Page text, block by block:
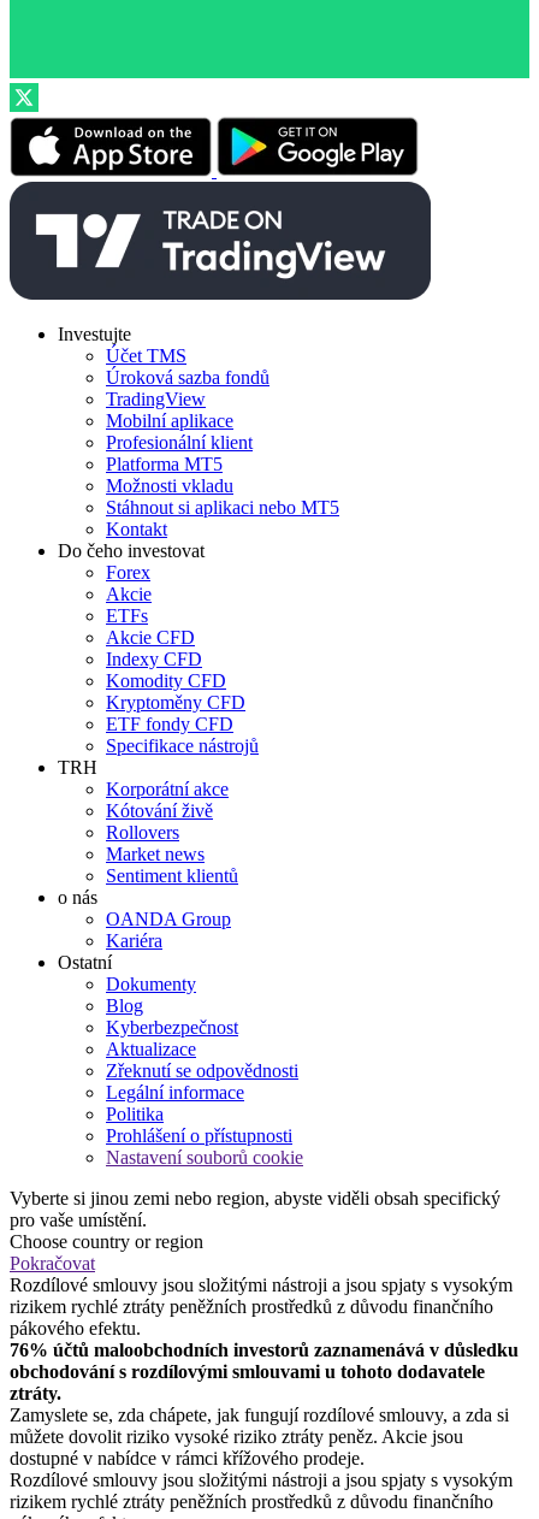
Investujte
Účet TMS
Úroková sazba fondů
TradingView
Mobilní aplikace
Profesionální klient
Platforma MT5
Možnosti vkladu
Stáhnout si aplikaci nebo MT5
Kontakt
Do čeho investovat
Forex
Akcie
ETFs
Akcie CFD
Indexy CFD
Komodity CFD
Kryptoměny CFD
ETF fondy CFD
Specifikace nástrojů
TRH
Korporátní akce
Kótování živě
Rollovers
Market news
Sentiment klientů
o nás
OANDA Group
Kariéra
Ostatní
Dokumenty
Blog
Kyberbezpečnost
Aktualizace
Zřeknutí se odpovědnosti
Legální informace
Politika
Prohlášení o přístupnosti
Nastavení souborů cookie
Vyberte si jinou zemi nebo region, abyste viděli obsah specifický
pro vaše umístění.
Choose country or region
Pokračovat
Rozdílové smlouvy jsou složitými nástroji a jsou spjaty s vysokým
rizikem rychlé ztráty peněžních prostředků z důvodu finančního
pákového efektu.
76% účtů maloobchodních investorů zaznamenává v důsledku
obchodování s rozdílovými smlouvami u tohoto dodavatele
ztráty.
Zamyslete se, zda chápete, jak fungují rozdílové smlouvy, a zda si
můžete dovolit riziko vysoké riziko ztráty peněz. Akcie jsou
dostupné v nabídce v rámci křížového prodeje.
Rozdílové smlouvy jsou složitými nástroji a jsou spjaty s vysokým
rizikem rychlé ztráty peněžních prostředků z důvodu finančního